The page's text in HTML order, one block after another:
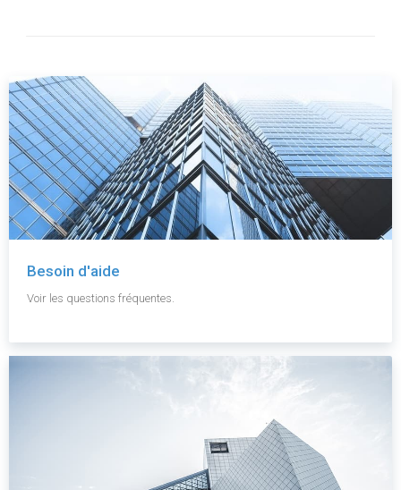
Besoin d'aide
Voir les questions fréquentes.